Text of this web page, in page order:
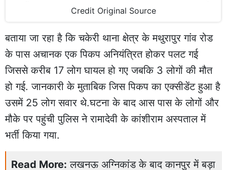
Credit Original Source
बताया जा रहा है कि चकेरी थाना क्षेत्र के मथुरापुर गांव रोड
के पास अचानक एक पिकप अनियंत्रित होकर पलट गई
जिससे करीब 17 लोग घायल हो गए जबकि 3 लोगों की मौत
हो गई. जानकारी के मुताबिक जिस पिकप का एक्सीडेंट हुआ है
उसमें 25 लोग सवार थे.घटना के बाद आस पास के लोगों और
मौके पर पहुंची पुलिस ने रामादेवी के कांशीराम अस्पताल में
भर्ती किया गया.
Read More: लखनऊ अग्निकांड के बाद कानपुर में बड़ा